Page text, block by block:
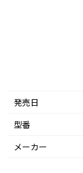
発売日
型番
メーカー